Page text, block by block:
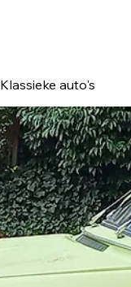
Klassieke auto's